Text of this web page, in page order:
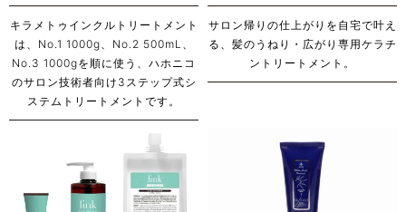
キラメトゥインクルトリートメント
は、No.1 1000g、No.2 500mL、
No.3 1000gを順に使う、ハホニコ
のサロン技術者向け3ステップ式シ
ステムトリートメントです。
サロン帰りの仕上がりを自宅で叶え
る、髪のうねり・広がり専用ケラチ
ントリートメント。